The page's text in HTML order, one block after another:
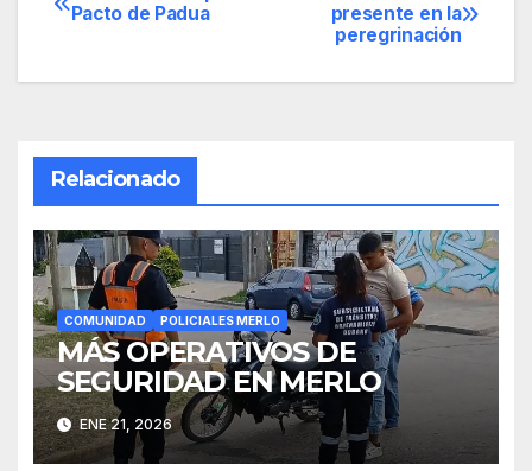
presente en la
peregrinación
Pacto de Padua
Relacionado
COMUNIDAD POLICIALES MERLO
MÁS OPERATIVOS DE
SEGURIDAD EN MERLO
ENE 21, 2026